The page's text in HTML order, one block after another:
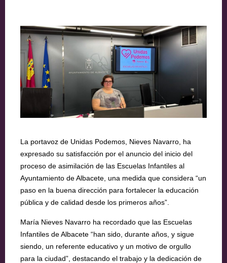
La portavoz de Unidas Podemos, Nieves Navarro, ha
expresado su satisfacción por el anuncio del inicio del
proceso de asimilación de las Escuelas Infantiles al
Ayuntamiento de Albacete, una medida que considera “un
paso en la buena dirección para fortalecer la educación
pública y de calidad desde los primeros años”.
María Nieves Navarro ha recordado que las Escuelas
Infantiles de Albacete “han sido, durante años, y sigue
siendo, un referente educativo y un motivo de orgullo
para la ciudad”, destacando el trabajo y la dedicación de